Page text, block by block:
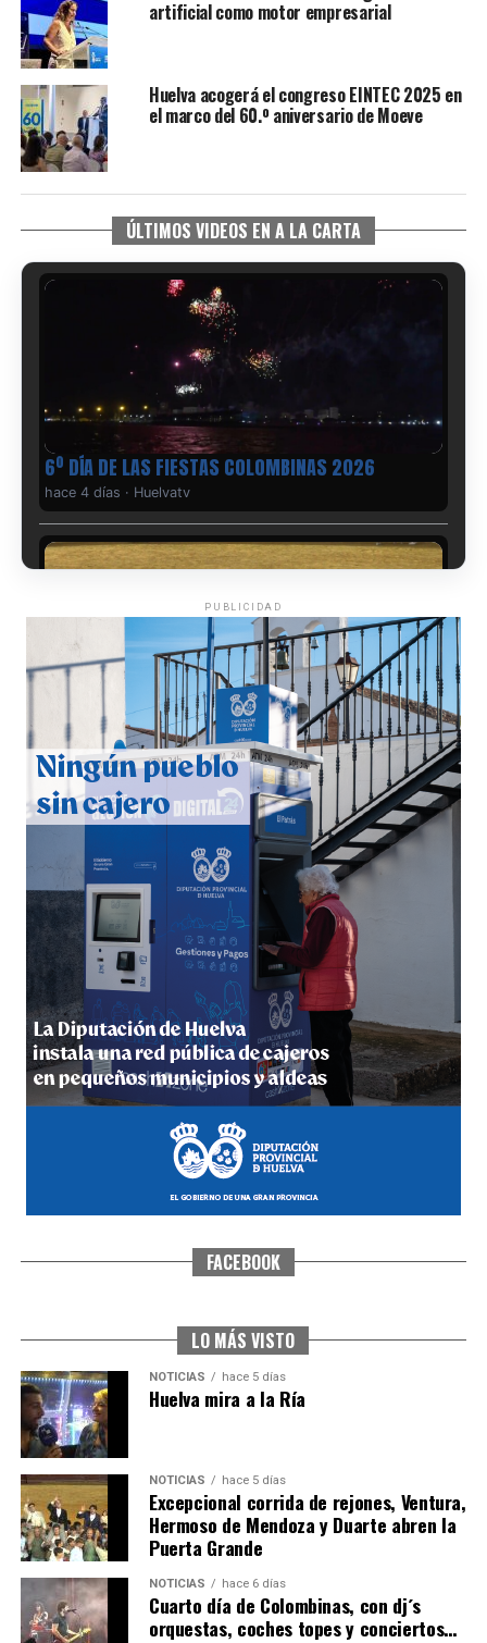
artificial como motor empresarial
Huelva acogerá el congreso EINTEC 2025 en
el marco del 60.º aniversario de Moeve
ÚLTIMOS VIDEOS EN A LA CARTA
6º DÍA DE LAS FIESTAS COLOMBINAS 2026
hace 4 días · Huelvatv
QUINTA CORRIDA DE LAS FIESTAS COLOMBINAS
2026
hace 5 días·Huelvatv
5º DÍA DE LAS FIESTAS COLOMBINAS 2026
hace 5 días·Huelvatv
CUARTA CORRIDA DE LAS FIESTAS COLOMBINAS
4º DÍA DE LAS FIESTAS COLOMBINAS 2026
hace 6 días Huelvatv
PUBLICIDAD
FACEBOOK
LO MÁS VISTO
NOTICIAS hace 5 días
Huelva mira a la Ría
NOTICIAS hace 5 días
Excepcional corrida de rejones, Ventura,
Hermoso de Mendoza y Duarte abren la
Puerta Grande
NOTICIAS hace 6 días
Cuarto día de Colombinas, con dj´s
orquestas, coches topes y conciertos…